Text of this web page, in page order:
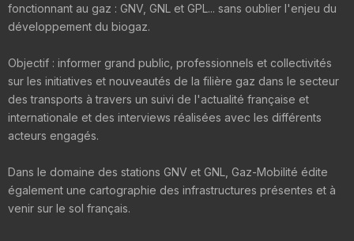
fonctionnant au gaz : GNV, GNL et GPL... sans oublier l'enjeu du
développement du biogaz.
Objectif : informer grand public, professionnels et collectivités
sur les initiatives et nouveautés de la filière gaz dans le secteur
des transports à travers un suivi de l'actualité française et
internationale et des interviews réalisées avec les différents
acteurs engagés.
Dans le domaine des stations GNV et GNL, Gaz-Mobilité édite
également une cartographie des infrastructures présentes et à
venir sur le sol français.